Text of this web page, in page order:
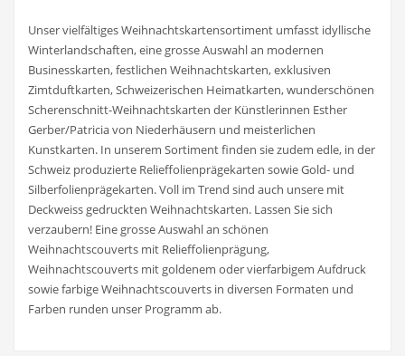
Unser vielfältiges Weihnachtskartensortiment umfasst idyllische
Winterlandschaften, eine grosse Auswahl an modernen
Businesskarten, festlichen Weihnachtskarten, exklusiven
Zimtduftkarten, Schweizerischen Heimatkarten, wunderschönen
Scherenschnitt-Weihnachtskarten der Künstlerinnen Esther
Gerber/Patricia von Niederhäusern und meisterlichen
Kunstkarten. In unserem Sortiment finden sie zudem edle, in der
Schweiz produzierte Relieffolienprägekarten sowie Gold- und
Silberfolienprägekarten. Voll im Trend sind auch unsere mit
Deckweiss gedruckten Weihnachtskarten. Lassen Sie sich
verzaubern! Eine grosse Auswahl an schönen
Weihnachtscouverts mit Relieffolienprägung,
Weihnachtscouverts mit goldenem oder vierfarbigem Aufdruck
sowie farbige Weihnachtscouverts in diversen Formaten und
Farben runden unser Programm ab.